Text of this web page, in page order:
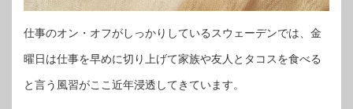
仕事のオン・オフがしっかりしているスウェーデンでは、金
曜日は仕事を早めに切り上げて家族や友人とタコスを食べる
と言う風習がここ近年浸透してきています。